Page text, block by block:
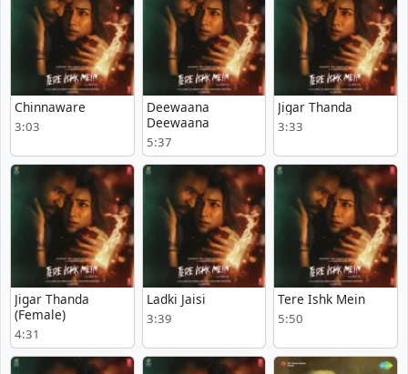
Chinnaware
3:03
Deewaana
Deewaana
5:37
Jigar Thanda
3:33
Jigar Thanda
(Female)
4:31
Ladki Jaisi
3:39
Tere Ishk Mein
5:50